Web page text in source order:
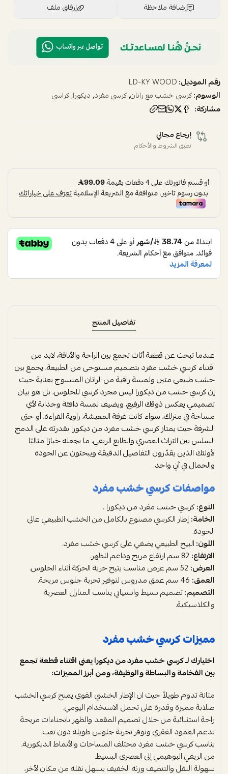
إضافة ملاحظة
إرفاق ملف
اسحب و افلت الملف هنا
رقم الموديل:LD-KY WOOD
الوسوم:كرسي خشب مع راتان,كرسي مفرد,ديكورا,كراسي
مشاركة:
إرجاع مجاني
تطبق الشروط والأحكام
تفاصيل المنتج
عندما تبحث عن قطعة أثاث تجمع بين الراحة والأناقة، لابد من
اقتناء كرسي خشب مفرد بتصميم مستوحى من الطبيعة، يجمع بين
خشب طبيعي متين ولمسة راقية من الراتان المنسوج بعناية حيث
إن كرسي خشب من ديكورا ليس مجرد كرسي للجلوس، بل هو بيان
تصميمي يعكس ذوقك الرفيع، ويضيف لمسة دافئة وجذابة لأي
مساحة في منزلك، سواء كانت غرفة المعيشة، زاوية القراءة، أو حتى
الشرفة حيث يمتاز كرسي خشب مفرد من ديكورا بقدرته على الدمج
السلس بين التراث العصري والطابع الريفي، ما يجعله خيارًا مثاليًا
لأولئك الذين يقدّرون التفاصيل الدقيقة ويبحثون عن الجودة
والجمال في آنٍ واحد.
مواصفات كرسي خشب مفرد
النوع:كرسي خشب مفرد من ديكورا .
الخامة:إطار الكرسي مصنوع بالكامل من الخشب الطبيعي عالي
الجودة.
اللون:البيج الطبيعي يضفي على كرسي خشب مفرد.
الارتفاع:
العرض:
العمق:
التصميم:تصميم بسيط وانسيابي يناسب المنازل العصرية
والكلاسيكية.
مميزات كرسي خشب مفرد
اختيارك لـ كرسي خشب مفرد من ديكورا يعني اقتناء قطعة تجمع
بين الفخامة والبساطة والوظيفة، ومن أبرز المميزات:
متانة تدوم طويلاً حيث ان الإطار الخشبي القوي يمنح كرسي الخشب
صلابة مميزة وقدرة على تحمل الاستخدام اليومي.
راحة استثنائية من خلال تصميم المقعد والظهر بانحناءات مريحة
تدعم العمود الفقري وتوفر تجربة جلوس طويلة دون تعب.
يناسب كرسي خشب مفرد مختلف المساحات والأنماط الديكورية،
من الريفي البوهيمي إلى العصري البسيط.
سهولة النقل والتنظيف وزنه الخفيف يسهل نقله من مكان لآخر،